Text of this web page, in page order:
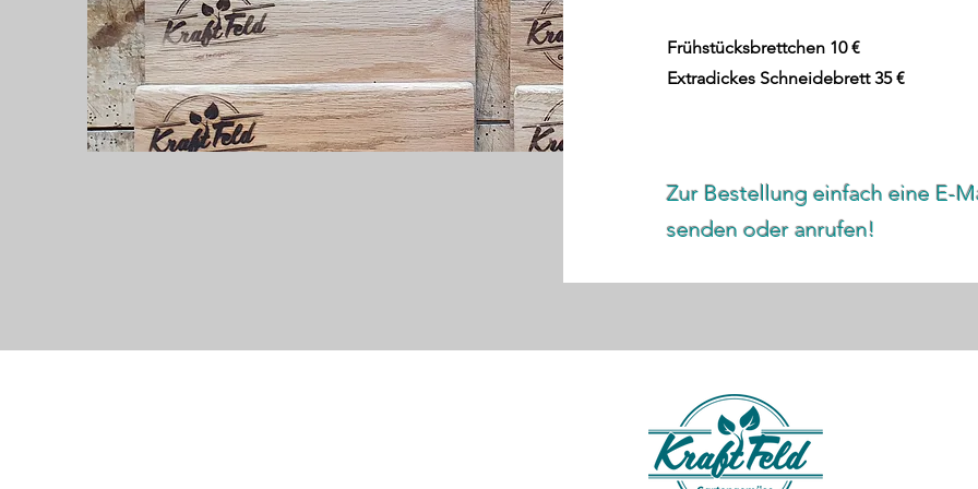
Frühstücksbrettchen 10 €
Extradickes Schneidebrett 35 €
Zur Bestellung einfach eine E-
senden oder anrufen!